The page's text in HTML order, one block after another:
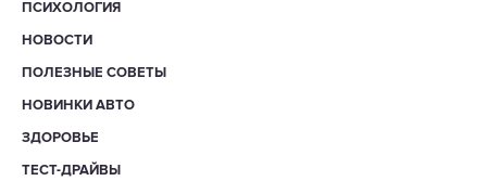
ПСИХОЛОГИЯ
НОВОСТИ
ПОЛЕЗНЫЕ СОВЕТЫ
НОВИНКИ АВТО
ЗДОРОВЬЕ
ТЕСТ-ДРАЙВЫ